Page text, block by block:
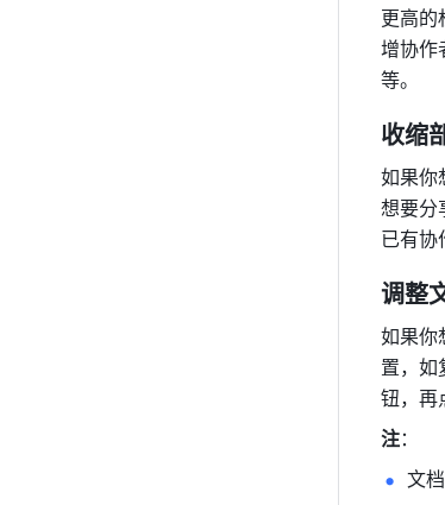
更高的
增协作
等。
收缩
如果你
想要分
已有协
调整
如果你
置，如
钮，再
注：
文